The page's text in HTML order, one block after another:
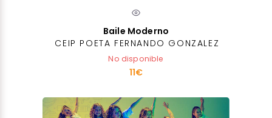
Baile Moderno
CEIP POETA FERNANDO GONZALEZ
No disponible
11€